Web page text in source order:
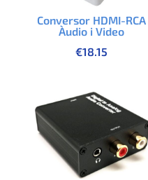
Conversor HDMI-RCA
Àudio i Video
€18.15